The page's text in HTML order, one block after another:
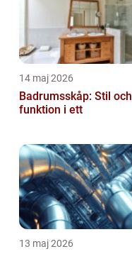
14 maj 2026
Badrumsskåp: Stil och
funktion i ett
13 maj 2026